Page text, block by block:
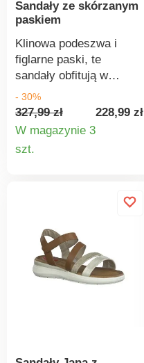
Sandały ze skórzanym
paskiem
Klinowa podeszwa i
figlarne paski, te
sandały obfitują w
oryginalny styl. Lekkie
sandały z klinową
podeszwą. Szeroki
podwójny pasek na
cholewce. Elastyczny
zdejmowanie. Skórzana
podkładzie.
Antypoślizgowa
podeszwa.
- 30%
327,99 zł
228,99 zł
W magazynie 3
szt.